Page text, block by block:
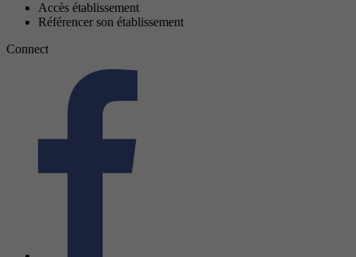
Accès établissement
Référencer son établissement
Connect